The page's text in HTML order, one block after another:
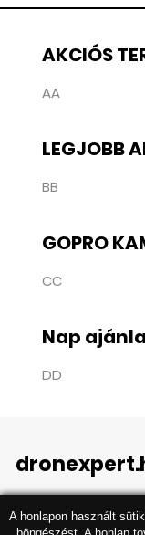
AKCIÓS
AA
LEGJOBB
BB
GOPRO
CC
Nap
DD
A honlapon használt